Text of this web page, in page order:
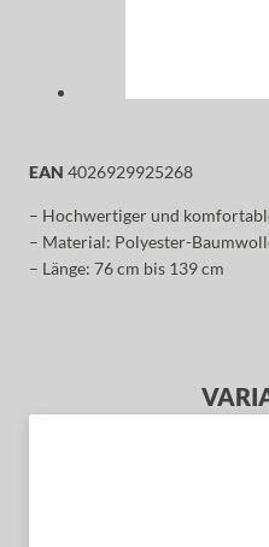
EAN 4026929925268
– Hochwertiger und
– Material: Polyester-
– Länge: 76 cm bis 139 cm